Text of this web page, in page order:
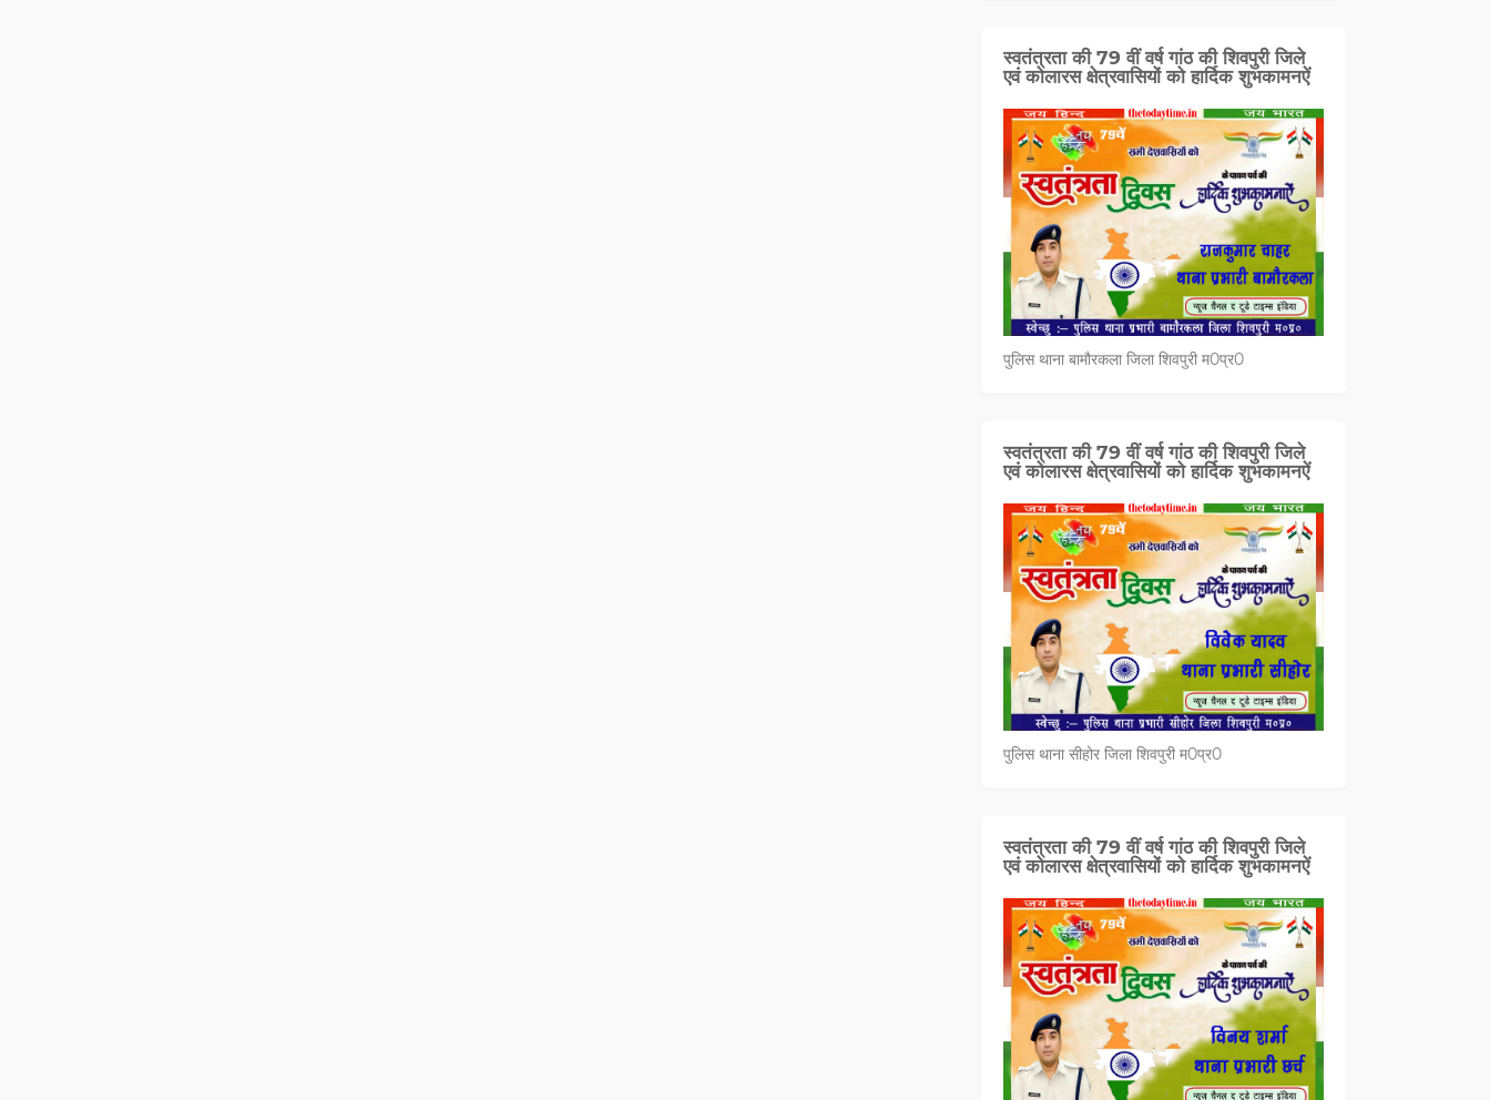
स्वतंत्रता की 79 वीं वर्ष गांठ की शिवपुरी जिले
एवं कोलारस क्षेत्रवासियों को हार्दिक शुभकामनऐं
पुलिस थाना बामौरकला जिला शिवपुरी म0प्र0
स्वतंत्रता की 79 वीं वर्ष गांठ की शिवपुरी जिले
एवं कोलारस क्षेत्रवासियों को हार्दिक शुभकामनऐं
पुलिस थाना सीहोर जिला शिवपुरी म0प्र0
स्वतंत्रता की 79 वीं वर्ष गांठ की शिवपुरी जिले
एवं कोलारस क्षेत्रवासियों को हार्दिक शुभकामनऐं